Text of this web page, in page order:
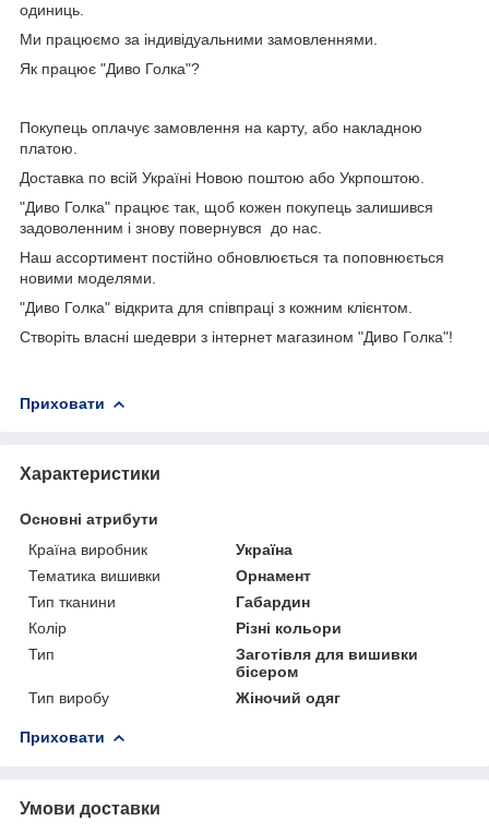
одиниць.
Ми працюємо за індивідуальними замовленнями.
Як працює "Диво Голка"?
Покупець оплачує замовлення на карту, або накладною
платою.
Доставка по всій Україні Новою поштою або Укрпоштою.
"Диво Голка" працює так, щоб кожен покупець залишився
задоволенним і знову повернувся до нас.
Наш ассортимент постійно обновлюється та поповнюється
новими моделями.
"Диво Голка" відкрита для співпраці з кожним клієнтом.
Створіть власні шедеври з інтернет магазином "Диво Голка"!
Приховати
Характеристики
Основні атрибути
Країна виробник
Україна
Тематика вишивки
Орнамент
Тип тканини
Габардин
Колір
Різні кольори
Тип
Заготівля для вишивки
бісером
Тип виробу
Жіночий одяг
Приховати
Умови доставки